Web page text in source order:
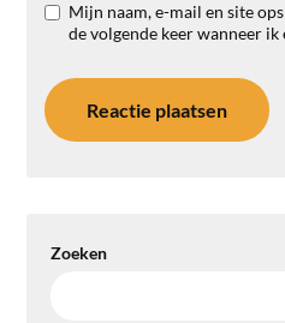
Mijn naam, e-mail en site
de volgende keer wanneer ik
Zoeken